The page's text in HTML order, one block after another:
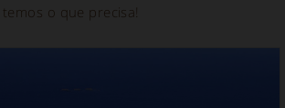
o que precisa!